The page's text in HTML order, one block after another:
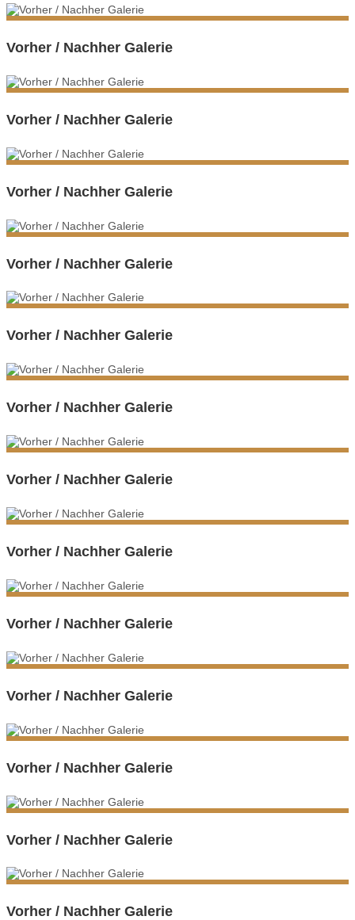
Vorher / Nachher Galerie
Vorher / Nachher Galerie
Vorher / Nachher Galerie
Vorher / Nachher Galerie
Vorher / Nachher Galerie
Vorher / Nachher Galerie
Vorher / Nachher Galerie
Vorher / Nachher Galerie
Vorher / Nachher Galerie
Vorher / Nachher Galerie
Vorher / Nachher Galerie
Vorher / Nachher Galerie
Vorher / Nachher Galerie